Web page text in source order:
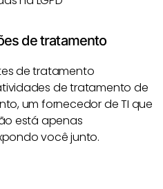
de tratamento
de tratamento
de tratamento de
um fornecedor de TI que
está apenas
você junto.